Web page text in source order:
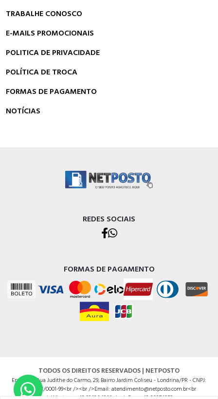
TRABALHE CONOSCO
E-MAILS PROMOCIONAIS
POLITICA DE PRIVACIDADE
POLÍTICA DE TROCA
FORMAS DE PAGAMENTO
NOTÍCIAS
REDES SOCIAIS
FORMAS DE PAGAMENTO
TODOS OS DIREITOS RESERVADOS | NETPOSTO
Endereço Rua Judithe do Carmo, 29, Bairro Jardim Coliseu - Londrina/PR - CNPJ:
14625201/0001-99<br /><br />Email: atendimento@netposto.com.br<br
/>Whatsapp: 43 99636.4968<br />Fone: 43 3037.1052